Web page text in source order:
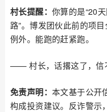
村长提醒： 你算的是“20
路”。博发团伙此前的项
例外。能跑的赶紧跑。
—— 村长，话撂这了，信
免责声明： 本文基于公开
构成投资建议。反诈警示